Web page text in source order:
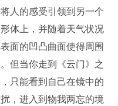
人的感受引领到另一个
体上，并随着天气状况
面的凹凸曲面使得周围
但当你走到《云门》之
只能看到自己在镜中的
，进入到物我两忘的境